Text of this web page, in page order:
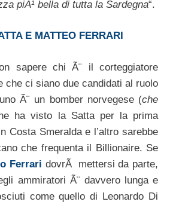
piÃ¹ bella di tutta la Sardegna“.
E MATTEO FERRARI
sapere chi Ã¨ il corteggiatore
che ci siano due candidati al ruolo
Ã¨ un bomber norvegese (che
ha visto la Satta per la prima
Costa Smeralda e l’altro sarebbe
che frequenta il Billionaire. Se
Ferrari dovrÃ mettersi da parte,
ammiratori Ã¨ davvero lunga e
come quello di Leonardo Di